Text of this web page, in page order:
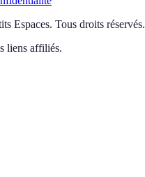
Espaces. Tous droits réservés.
liens affiliés.